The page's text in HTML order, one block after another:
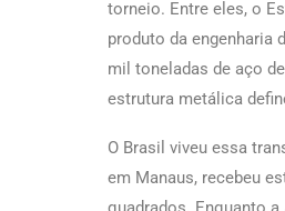
torneio. Entre eles, o
produto da engenharia
mil toneladas de aço
estrutura metálica
O Brasil viveu essa
em Manaus, recebeu